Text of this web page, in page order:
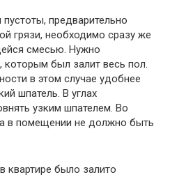
предварительно
грязи, необходимо сразу же
смесью. Нужно
которым был залит весь пол.
в этом случае удобнее
шпатель. В углах
узким шпателем. Во
в помещении не должно быть
квартире было залито